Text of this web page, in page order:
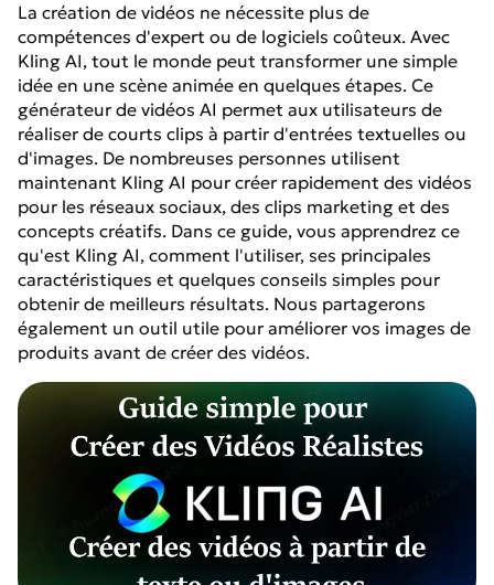
La création de vidéos ne nécessite plus de
compétences d'expert ou de logiciels coûteux. Avec
Kling AI, tout le monde peut transformer une simple
idée en une scène animée en quelques étapes. Ce
générateur de vidéos AI permet aux utilisateurs de
réaliser de courts clips à partir d'entrées textuelles ou
d'images. De nombreuses personnes utilisent
maintenant Kling AI pour créer rapidement des vidéos
pour les réseaux sociaux, des clips marketing et des
concepts créatifs. Dans ce guide, vous apprendrez ce
qu'est Kling AI, comment l'utiliser, ses principales
caractéristiques et quelques conseils simples pour
obtenir de meilleurs résultats. Nous partagerons
également un outil utile pour améliorer vos images de
produits avant de créer des vidéos.